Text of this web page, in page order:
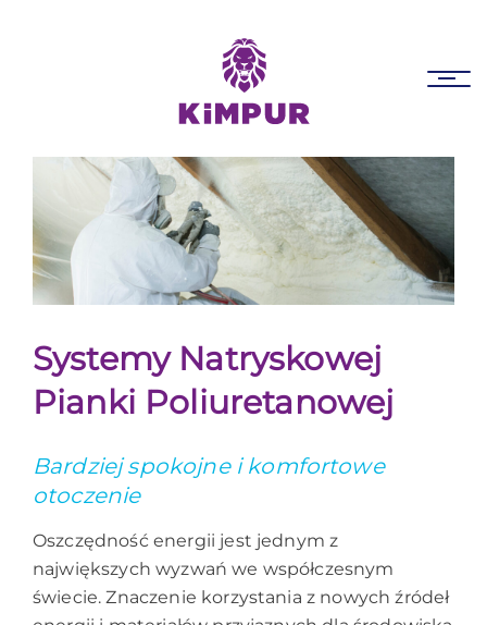
to
content
Systemy Natryskowej
Pianki Poliuretanowej
Bardziej spokojne i komfortowe
otoczenie
Oszczędność energii jest jednym z
największych wyzwań we współczesnym
świecie. Znaczenie korzystania z nowych źródeł